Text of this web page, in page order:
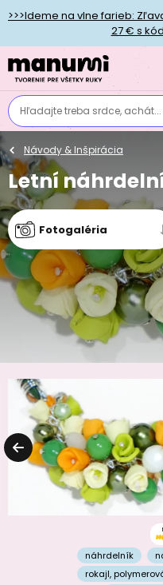
>>>Ideme na vlne farieb:
27 € s
Hľadajte treba srdce, achát...
Návody & Inšpirácia
Letní
Fotogaléria
náhrdelník
rokajl,